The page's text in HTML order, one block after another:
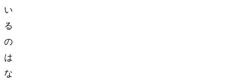
い
る
の
は
な